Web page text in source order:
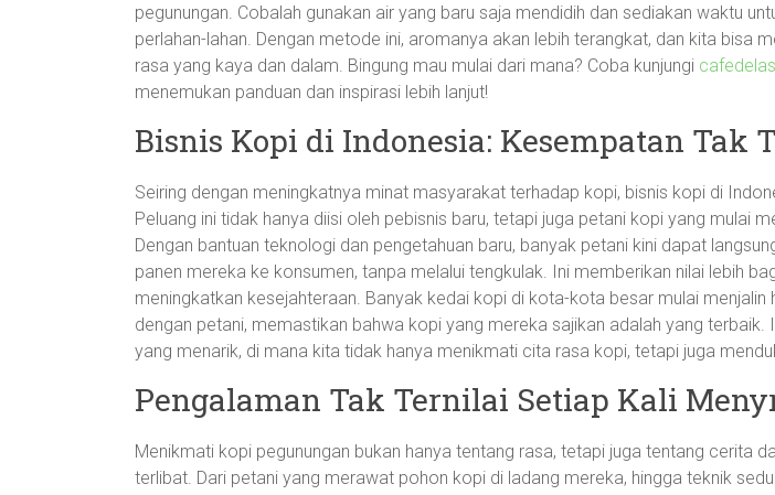
pegunungan. Cobalah gunakan air yang baru saja mendidih dan sediakan waktu
perlahan-lahan. Dengan metode ini, aromanya akan lebih terangkat, dan kita bisa
rasa yang kaya dan dalam. Bingung mau mulai dari mana? Coba kunjungi
menemukan panduan dan inspirasi lebih lanjut!
Bisnis Kopi di Indonesia: Kesempatan Tak
Seiring dengan meningkatnya minat masyarakat terhadap kopi, bisnis kopi di
Peluang ini tidak hanya diisi oleh pebisnis baru, tetapi juga petani kopi yang mulai
Dengan bantuan teknologi dan pengetahuan baru, banyak petani kini dapat
panen mereka ke konsumen, tanpa melalui tengkulak. Ini memberikan nilai lebih
meningkatkan kesejahteraan. Banyak kedai kopi di kota-kota besar mulai menjalin
dengan petani, memastikan bahwa kopi yang mereka sajikan adalah yang terbaik.
yang menarik, di mana kita tidak hanya menikmati cita rasa kopi, tetapi juga
Pengalaman Tak Ternilai Setiap Kali
Menikmati kopi pegunungan bukan hanya tentang rasa, tetapi juga tentang cerita
terlibat. Dari petani yang merawat pohon kopi di ladang mereka, hingga teknik